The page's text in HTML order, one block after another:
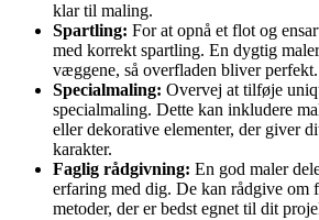
klar til maling.
Spartling: For at opnå et flot og
med korrekt spartling. En dygtig
væggene, så overfladen bliver perfekt.
Specialmaling: Overvej at tilføje
specialmaling. Dette kan inkludere
eller dekorative elementer, der giver
karakter.
Faglig rådgivning: En god maler
erfaring med dig. De kan rådgive om
metoder, der er bedst egnet til dit